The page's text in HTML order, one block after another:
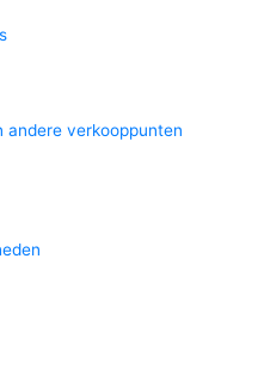
andere verkooppunten